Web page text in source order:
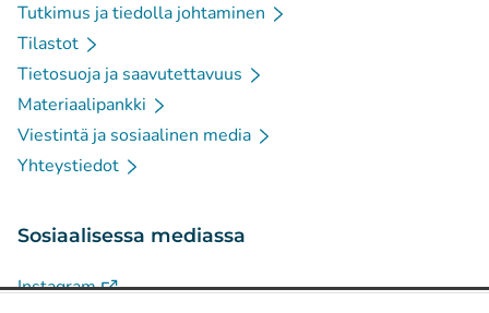
Tutkimus ja tiedolla johtaminen
Tilastot
Tietosuoja ja saavutettavuus
Materiaalipankki
Viestintä ja sosiaalinen media
Yhteystiedot
Sosiaalisessa mediassa
Instagram(Avautuu uuteen välilehteen)